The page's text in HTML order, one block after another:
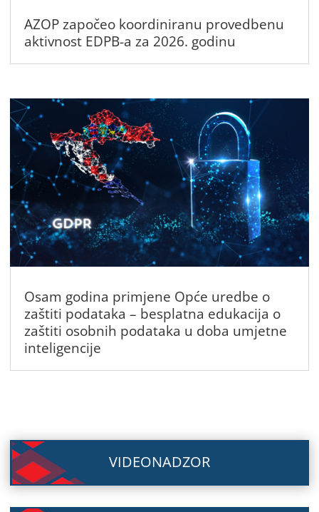
AZOP započeo koordiniranu provedbenu
aktivnost EDPB-a za 2026. godinu
Osam godina primjene Opće uredbe o
zaštiti podataka – besplatna edukacija o
zaštiti osobnih podataka u doba umjetne
inteligencije
VIDEONADZOR